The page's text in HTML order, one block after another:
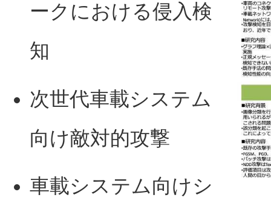
ークにおける侵入検
知
次世代車載システム
向け敵対的攻撃
車載システム向けシ